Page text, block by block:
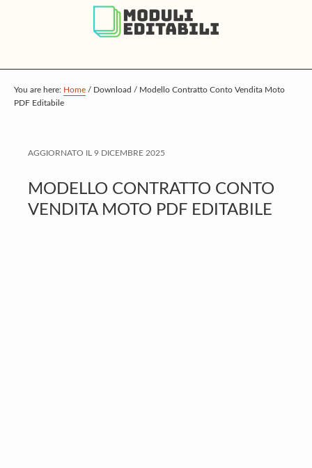
p
t
a
n
c
p
t
r
m
a
p
t
o
t
e
You are here: Home / Download / Modello Contratto Conto Vendita Moto
PDF Editabile
AGGIORNATO IL 9 DICEMBRE 2025
MODELLO CONTRATTO CONTO
VENDITA MOTO PDF EDITABILE